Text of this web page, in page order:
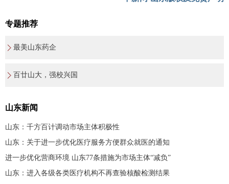
专题推荐
最美山东药企
百廿山大，强校兴国
山东新闻
山东：千方百计调动市场主体积极性
山东：关于进一步优化医疗服务方便群众就医的通知
进一步优化营商环境 山东77条措施为市场主体“减负”
山东：进入各级各类医疗机构不再查验核酸检测结果